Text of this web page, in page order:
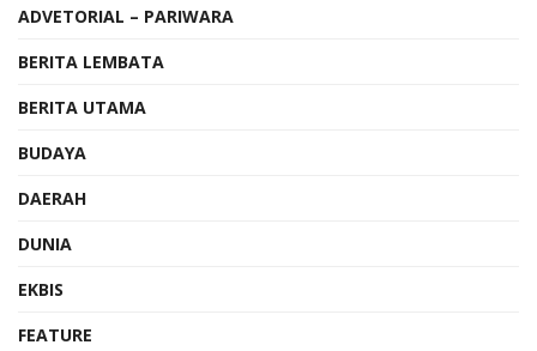
ADVETORIAL – PARIWARA
BERITA LEMBATA
BERITA UTAMA
BUDAYA
DAERAH
DUNIA
EKBIS
FEATURE